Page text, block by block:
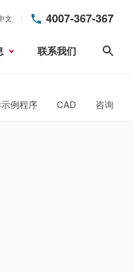
文 4007-367-367
联系我们
例程序 CAD 咨询